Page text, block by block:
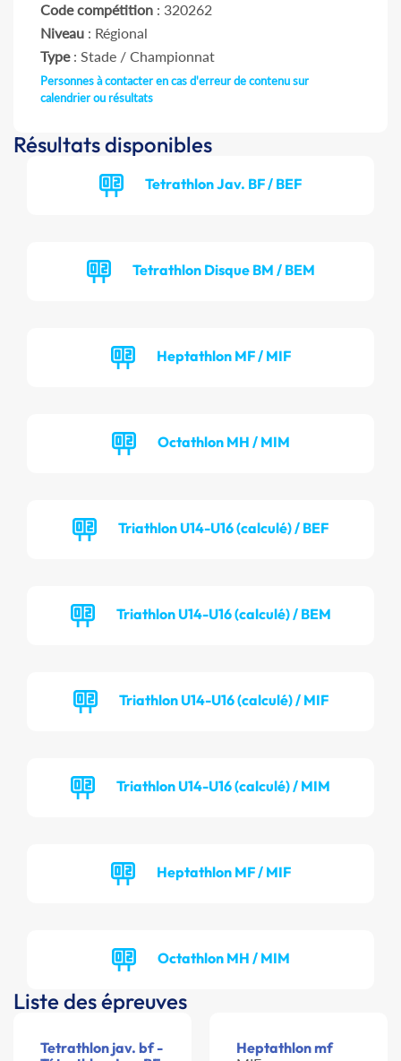
Code compétition : 320262
Niveau : Régional
Type: Stade / Championnat
Personnes à contacter en cas d'erreur de contenu sur
calendrier ou résultats
Résultats disponibles
Tetrathlon Jav. BF / BEF
Tetrathlon Disque BM / BEM
Heptathlon MF / MIF
Octathlon MH / MIM
Triathlon U14-U16 (calculé) / BEF
Triathlon U14-U16 (calculé) / BEM
Triathlon U14-U16 (calculé) / MIF
Triathlon U14-U16 (calculé) / MIM
Heptathlon MF / MIF
Octathlon MH / MIM
Liste des épreuves
Tetrathlon jav. bf -
Heptathlon mf